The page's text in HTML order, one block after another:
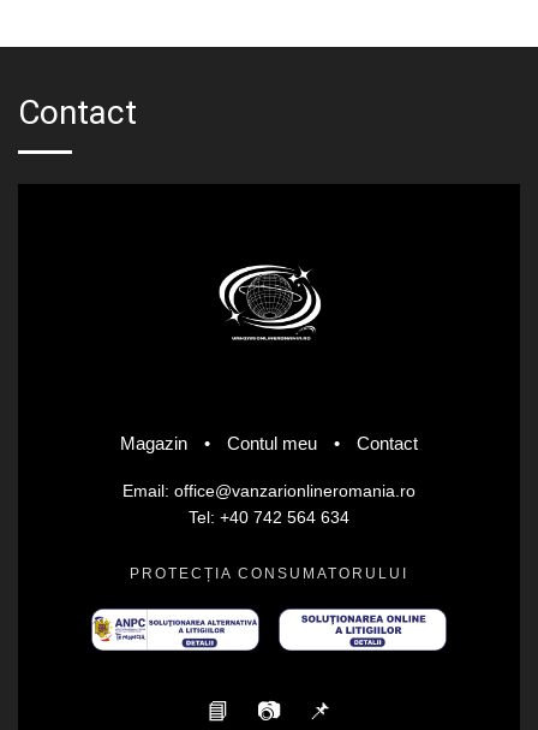
Contact
Magazin • Contul meu • Contact
Email: office@vanzarionlineromania.ro
Tel: +40 742 564 634
PROTECȚIA CONSUMATORULUI
📘 📷 📌